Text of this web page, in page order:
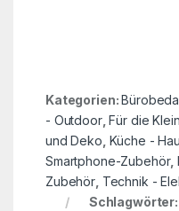
Kategorien:
- Outdoor,Für die
und Deko Küche -
Smartphone-Zubehör,
Zubehör Technik -
Schlagwörter: